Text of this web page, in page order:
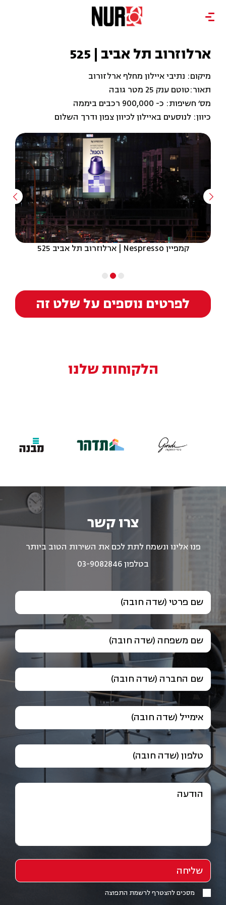
ארלוזרוב תל אביב | 525
מיקום: נתיבי איילון מחלף ארלזורוב
תאור:טוטם ענק 25 מטר גובה
מס׳ חשיפות: כ- 900,000 רכבים ביממה
כיוון: לנוסעים באיילון לכיוון צפון ודרך השלום
קמפיין Nespresso | ארלוזרוב תל אביב 525
לפרטים נוספים על שלט זה
הלקוחות שלנו
צרו קשר
פנו אלינו ונשמח לתת לכם את השירות הטוב ביותר
בטלפון 03-9082846
שם פרטי (שדה חובה)
שם משפחה (שדה חובה)
שם החברה (שדה חובה)
אימייל (שדה חובה)
טלפון (שדה חובה)
הודעה
מסכים להצטרף לרשמת התפוצה